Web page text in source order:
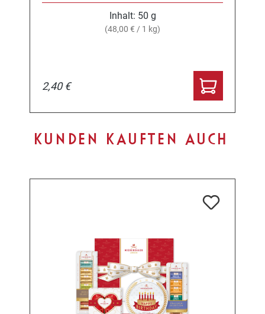
Inhalt: 50 g
(48,00 € / 1 kg)
2,40 €
Produktgalerie überspringen
KUNDEN KAUFTEN AUCH